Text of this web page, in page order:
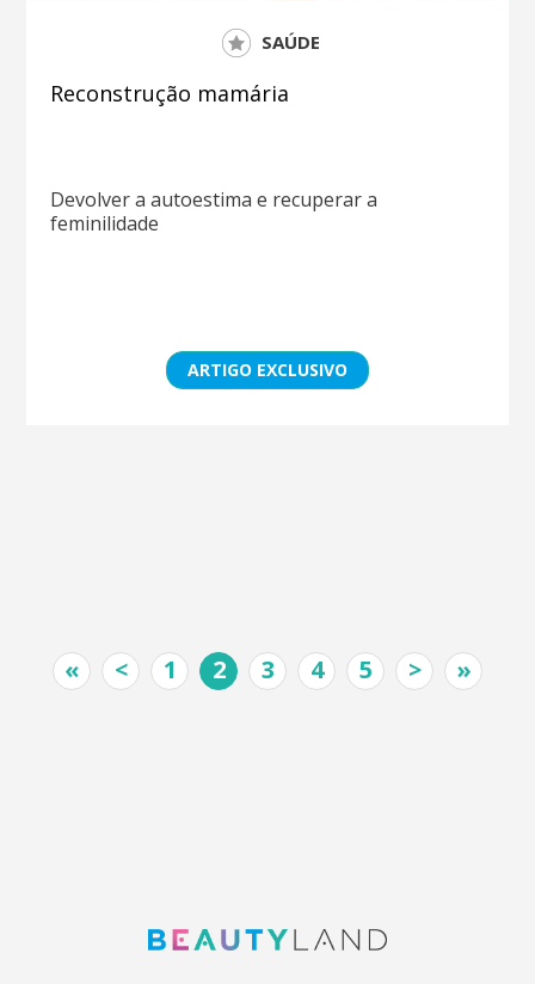
SAÚDE
Reconstrução mamária
Devolver a autoestima e recuperar a
feminilidade
ARTIGO EXCLUSIVO
« < 1 2 3 4 5 > »